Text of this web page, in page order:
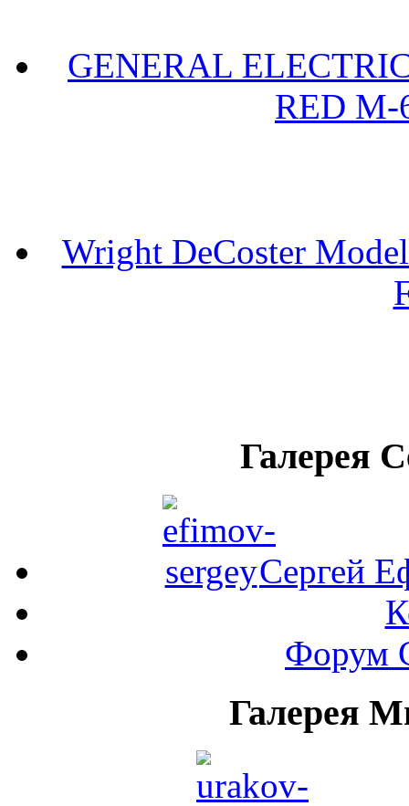
GENERAL
RED M-
Wright DeCoster
Галерея
Сергей
Форум
Галерея